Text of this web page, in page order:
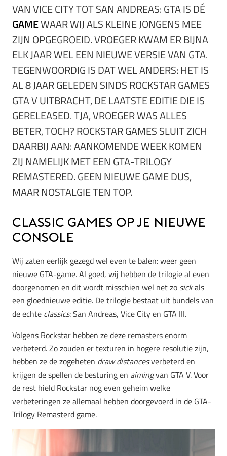
VAN VICE CITY TOT SAN ANDREAS: GTA IS DÉ
GAMEWAAR WIJ ALS KLEINE JONGENS MEE
ZIJN OPGEGROEID. VROEGER KWAM ER BIJNA
ELK JAAR WEL EEN NIEUWE VERSIE VAN GTA.
TEGENWOORDIG IS DAT WEL ANDERS: HET IS
AL 8 JAAR GELEDEN SINDS ROCKSTAR GAMES
GTA V UITBRACHT, DE LAATSTE EDITIE DIE IS
GERELEASED. TJA, VROEGER WAS ALLES
BETER, TOCH? ROCKSTAR GAMES SLUIT ZICH
DAARBIJ AAN: AANKOMENDE WEEK KOMEN
ZIJ NAMELIJK MET EEN GTA-TRILOGY
REMASTERED. GEEN NIEUWE GAME DUS,
MAAR NOSTALGIE TEN TOP.
Classic games op je nieuwe
console
Wij zaten eerlijk gezegd wel even te balen: weer geen
nieuwe GTA-game. Al goed, wij hebben de trilogie al even
doorgenomen en dit wordt misschien wel net zo sickals
een gloednieuwe editie. De trilogie bestaat uit bundels van
de echte classics: San Andreas, Vice City en GTA III.
Volgens Rockstar hebben ze deze remasters enorm
verbeterd. Zo zouden er texturen in hogere resolutie zijn,
hebben ze de zogeheten draw distancesverbeterd en
krijgen de spellen de besturing en aimingvan GTA V. Voor
de rest hield Rockstar nog even geheim welke
verbeteringen ze allemaal hebben doorgevoerd in de GTA-
Trilogy Remasterd game.